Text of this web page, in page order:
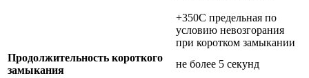
+350C предельная по
условию невозгорания
при коротком замыкании
Продолжительность короткого
замыкания
не более 5 секунд